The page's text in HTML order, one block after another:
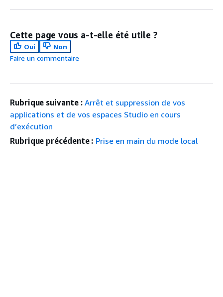
Cette page vous a-t-elle été utile ?
Oui
Non
Faire un commentaire
Rubrique suivante : Arrêt et suppression de vos
applications et de vos espaces Studio en cours
d’exécution
Rubrique précédente : Prise en main du mode local